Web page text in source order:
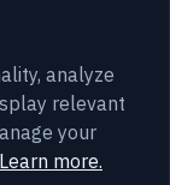
analyze
relevant
your
Learn more.
追跡